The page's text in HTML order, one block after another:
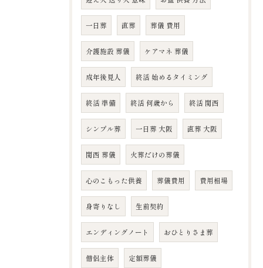
一日葬 直葬 葬儀 費用
介護施設 葬儀 ケアマネ 葬儀
成年後見人 終活 始めるタイミング
終活 準備 終活 何歳から 終活 関西
シンプル葬 一日葬 大阪 直葬 大阪
関西 葬儀 火葬だけの葬儀
心のこもった供養 葬儀費用 費用相場
身寄りなし 生前契約
エンディングノート おひとりさま葬
僧侶主体 定額葬儀